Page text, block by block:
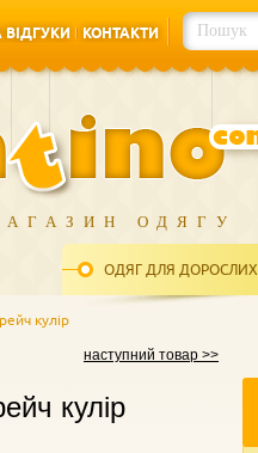
ВІДГУКИ
КОНТАКТИ
ОДЯГУ
ОДЯГ ДЛЯ ДОРОСЛИХ
кулір
наступний товар >>
кулір